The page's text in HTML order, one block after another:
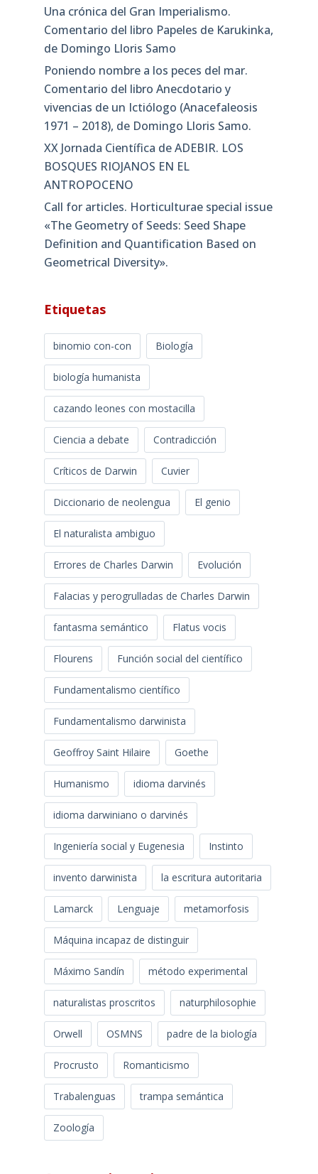
Una crónica del Gran Imperialismo.
Comentario del libro Papeles de Karukinka,
de Domingo Lloris Samo
Poniendo nombre a los peces del mar.
Comentario del libro Anecdotario y
vivencias de un Ictiólogo (Anacefaleosis
1971 – 2018), de Domingo Lloris Samo.
XX Jornada Científica de ADEBIR. LOS
BOSQUES RIOJANOS EN EL
ANTROPOCENO
Call for articles. Horticulturae special issue
«The Geometry of Seeds: Seed Shape
Definition and Quantification Based on
Geometrical Diversity»​.
Etiquetas
binomio con-con Biología
biología humanista
cazando leones con mostacilla
Ciencia a debate Contradicción
Críticos de Darwin Cuvier
Diccionario de neolengua El genio
El naturalista ambiguo
Errores de Charles Darwin Evolución
Falacias y perogrulladas de Charles Darwin
fantasma semántico Flatus vocis
Flourens Función social del científico
Fundamentalismo científico
Fundamentalismo darwinista
Geoffroy Saint Hilaire Goethe
Humanismo idioma darvinés
idioma darwiniano o darvinés
Ingeniería social y Eugenesia Instinto
invento darwinista la escritura autoritaria
Lamarck Lenguaje metamorfosis
Máquina incapaz de distinguir
Máximo Sandín método experimental
naturalistas proscritos naturphilosophie
Orwell OSMNS padre de la biología
Procrusto Romanticismo
Trabalenguas trampa semántica
Zoología